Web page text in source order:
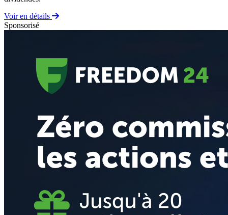
Voir en détails
Sponsorisé